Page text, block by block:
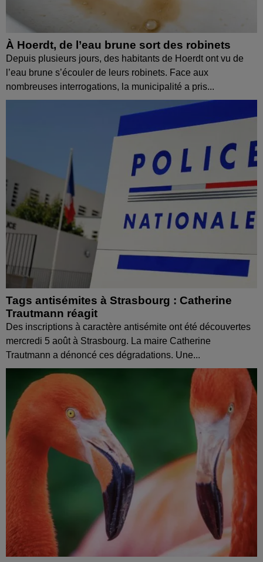
À Hoerdt, de l’eau brune sort des robinets
Depuis plusieurs jours, des habitants de Hoerdt ont vu de
l’eau brune s’écouler de leurs robinets. Face aux
nombreuses interrogations, la municipalité a pris...
Tags antisémites à Strasbourg : Catherine
Trautmann réagit
Des inscriptions à caractère antisémite ont été découvertes
mercredi 5 août à Strasbourg. La maire Catherine
Trautmann a dénoncé ces dégradations. Une...